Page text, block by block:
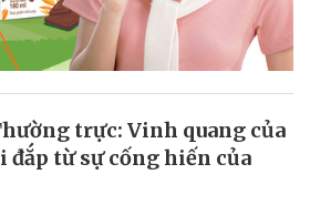
trực: Vinh quang của
đắp từ sự cống hiến của